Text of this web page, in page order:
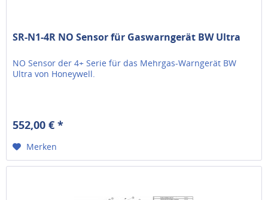
SR-N1-4R NO Sensor für Gaswarngerät BW Ultra
NO Sensor der 4+ Serie für das Mehrgas-Warngerät BW
Ultra von Honeywell.
552,00 € *
Merken